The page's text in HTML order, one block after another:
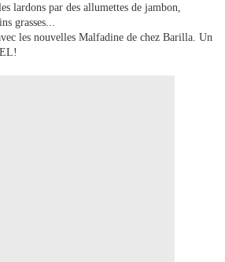
lardons par des allumettes de jambon,
grasses...
les nouvelles Malfadine de chez Barilla. Un